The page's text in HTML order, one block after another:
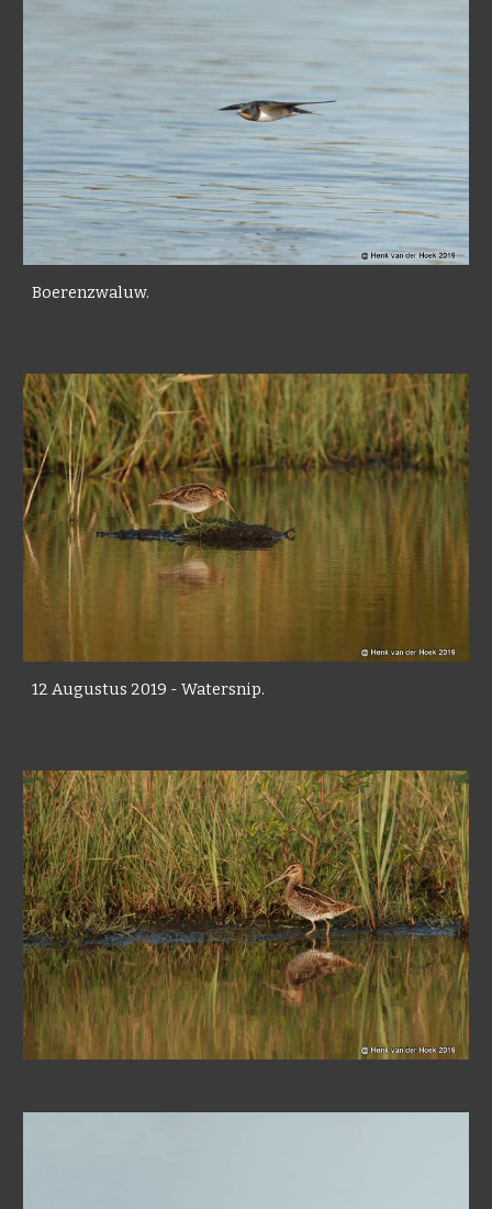
Boerenzwaluw.
12 Augustus 2019 - Watersnip.